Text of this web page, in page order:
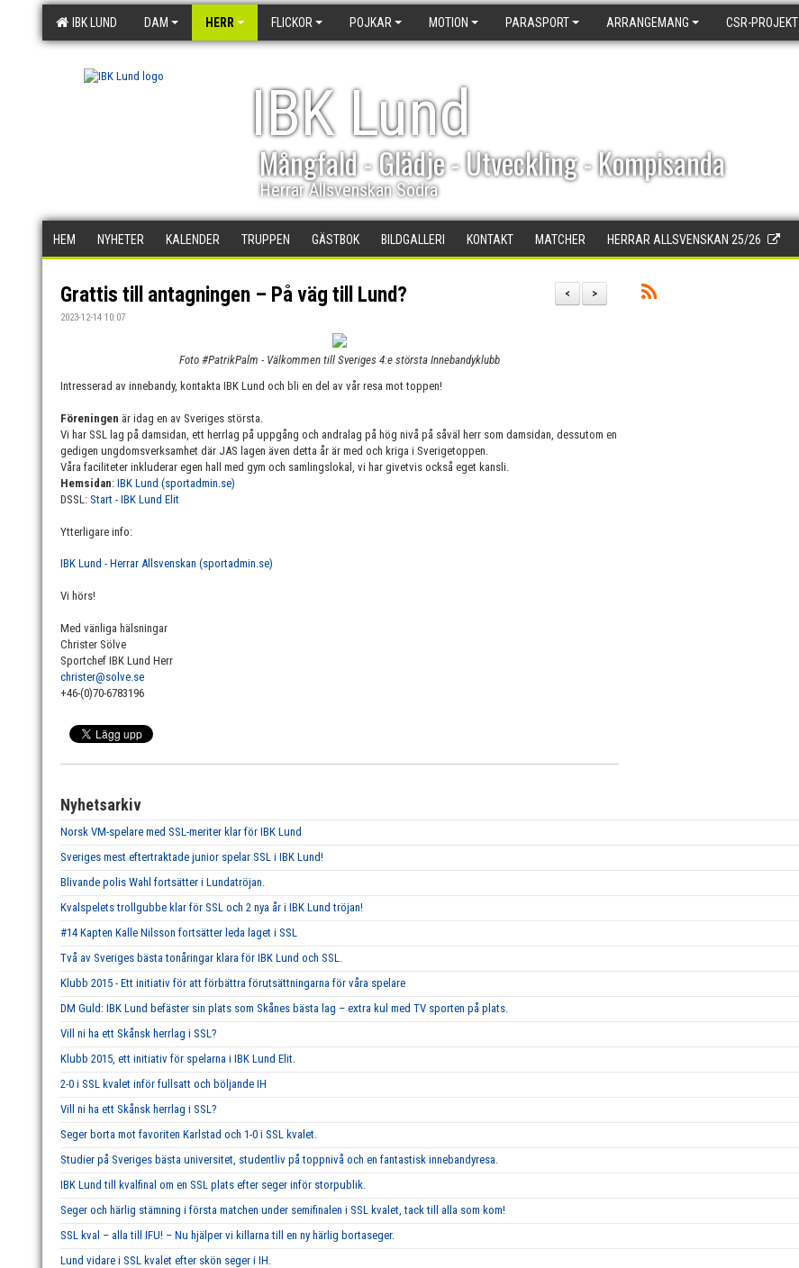
IBK LUND DAM HERR FLICKOR POJKAR MOTION PARASPORT ARRANGEMANG CSR-PROJEKT
IBK Lund
Mångfald - Glädje - Utveckling - Kompisanda
Herrar Allsvenskan Södra
HEM NYHETER KALENDER TRUPPEN GÄSTBOK BILDGALLERI KONTAKT MATCHER HERRAR ALLSVENSKAN 25/26
>
<
Grattis till antagningen – På väg till Lund?
2023-12-14 10:07
Foto #PatrikPalm - Välkommen till Sveriges 4:e största Innebandyklubb
Intresserad av innebandy, kontakta IBK Lund och bli en del av vår resa mot toppen!
Föreningen är idag en av Sveriges största.
Vi har SSL lag på damsidan, ett herrlag på uppgång och andralag på hög nivå på såväl herr som damsidan, dessutom en
gedigen ungdomsverksamhet där JAS lagen även detta år är med och kriga i Sverigetoppen.
Våra faciliteter inkluderar egen hall med gym och samlingslokal, vi har givetvis också eget kansli.
Hemsidan: IBK Lund (sportadmin.se)
DSSL: Start - IBK Lund Elit
Ytterligare info:
IBK Lund - Herrar Allsvenskan (sportadmin.se)
Vi hörs!
Med vänliga hälsningar
Christer Sölve
Sportchef IBK Lund Herr
christer@solve.se
+46-(0)70-6783196
Nyhetsarkiv
Norsk VM-spelare med SSL-meriter klar för IBK Lund
Sveriges mest eftertraktade junior spelar SSL i IBK Lund!
Blivande polis Wahl fortsätter i Lundatröjan.
Kvalspelets trollgubbe klar för SSL och 2 nya år i IBK Lund tröjan!
#14 Kapten Kalle Nilsson fortsätter leda laget i SSL
Två av Sveriges bästa tonåringar klara för IBK Lund och SSL.
Klubb 2015 - Ett initiativ för att förbättra förutsättningarna för våra spelare
DM Guld: IBK Lund befäster sin plats som Skånes bästa lag – extra kul med TV sporten på plats.
Vill ni ha ett Skånsk herrlag i SSL?
Klubb 2015, ett initiativ för spelarna i IBK Lund Elit.
2-0 i SSL kvalet inför fullsatt och böljande IH
Vill ni ha ett Skånsk herrlag i SSL?
Seger borta mot favoriten Karlstad och 1-0 i SSL kvalet.
Studier på Sveriges bästa universitet, studentliv på toppnivå och en fantastisk innebandyresa.
IBK Lund till kvalfinal om en SSL plats efter seger inför storpublik.
Seger och härlig stämning i första matchen under semifinalen i SSL kvalet, tack till alla som kom!
SSL kval – alla till IFU! – Nu hjälper vi killarna till en ny härlig bortaseger.
Lund vidare i SSL kvalet efter skön seger i IH.